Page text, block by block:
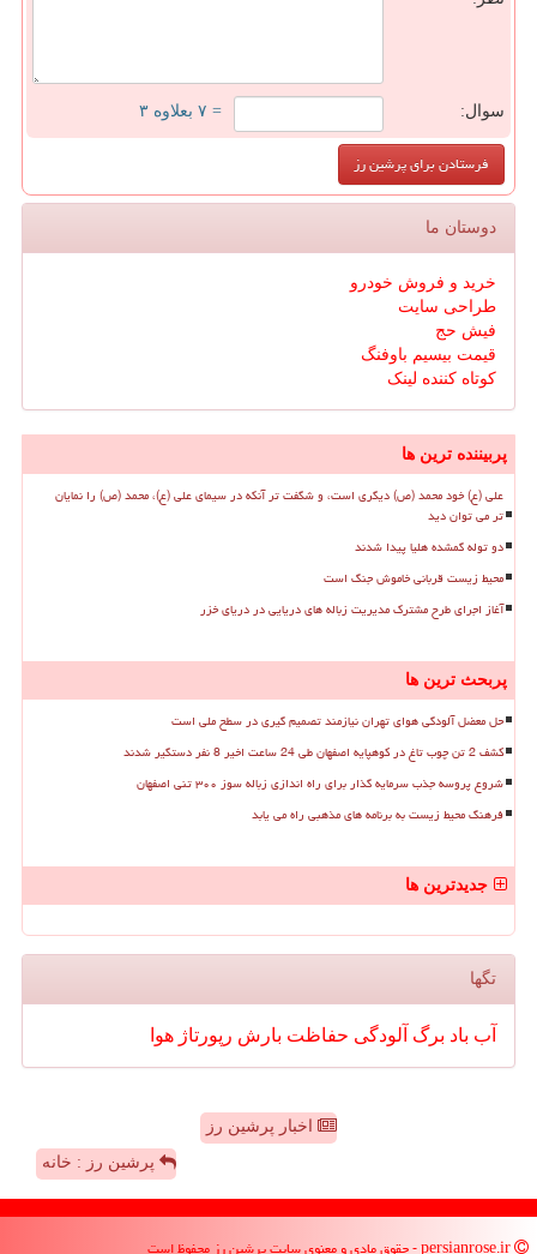
سوال: = ۷ بعلاوه ۳
دوستان ما
خرید و فروش خودرو
طراحی سایت
فیش حج
قیمت بیسیم باوفنگ
کوتاه کننده لینک
پربیننده ترین ها
علی (ع) خود محمد (ص) دیگری است، و شگفت تر آنکه در سیمای علی (ع)، محمد (ص) را نمایان
تر می توان دید
دو توله گمشده هلیا پیدا شدند
محیط زیست قربانی خاموش جنگ است
آغاز اجرای طرح مشترک مدیریت زباله های دریایی در دریای خزر
پربحث ترین ها
حل معضل آلودگی هوای تهران نیازمند تصمیم گیری در سطح ملی است
کشف 2 تن چوب تاغ در کوهپایه اصفهان طی 24 ساعت اخیر 8 نفر دستگیر شدند
شروع پروسه جذب سرمایه گذار برای راه اندازی زباله سوز ۳۰۰ تنی اصفهان
فرهنگ محیط زیست به برنامه های مذهبی راه می یابد
جدیدترین ها
تگها
آب باد برگ آلودگی حفاظت بارش رپورتاژ هوا
اخبار پرشین رز
پرشین رز : خانه